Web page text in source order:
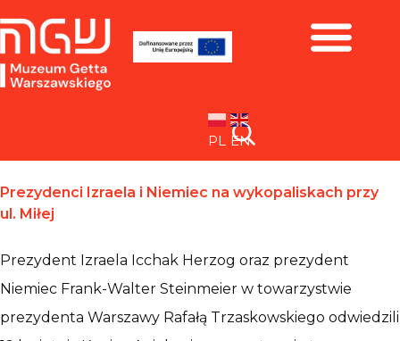
PL EN
Prezydenci Izraela i Niemiec na wykopaliskach przy
ul. Miłej
Prezydent Izraela Icchak Herzog oraz prezydent
Niemiec Frank-Walter Steinmeier w towarzystwie
prezydenta Warszawy Rafałą Trzaskowskiego odwiedzili